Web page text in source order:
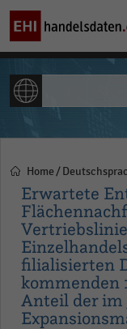
Home
Erwartete
filialisierten
kommenden
Anteil der im